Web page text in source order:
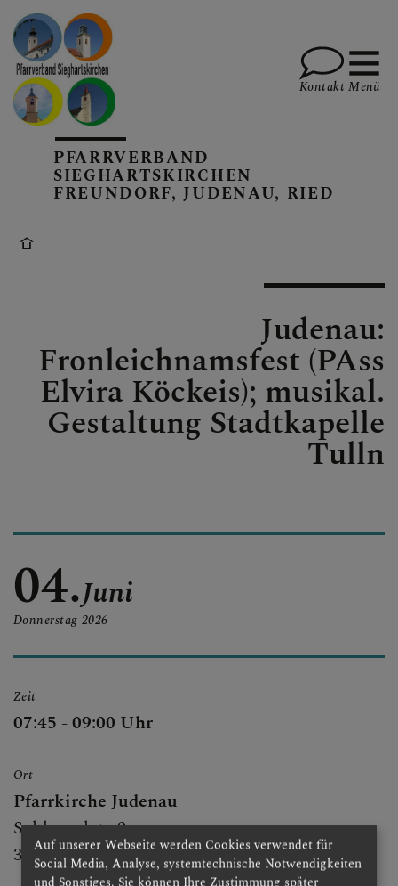
PFARREN UND TEAM
FEIERN, SPIRITUALITÄT
AKTUELLES, TERMINE,
INFOS, BERICHTE
PFARRVERBAND
SIEGHARTSKIRCHEN
FREUNDORF, JUDENAU, RIED
Kontakt Menü
Judenau:
Fronleichnamsfest (PAss
Elvira Köckeis); musikal.
Gestaltung Stadtkapelle
Tulln
04.
Donnerstag
Juni
2026
Zeit
07:45 - 09:00 Uhr
Ort
Pfarrkirche Judenau
Schlossplatz 2
3441 Judenau
Auf unserer Webseite werden Cookies verwendet für
Social Media, Analyse, systemtechnische Notwendigkeiten